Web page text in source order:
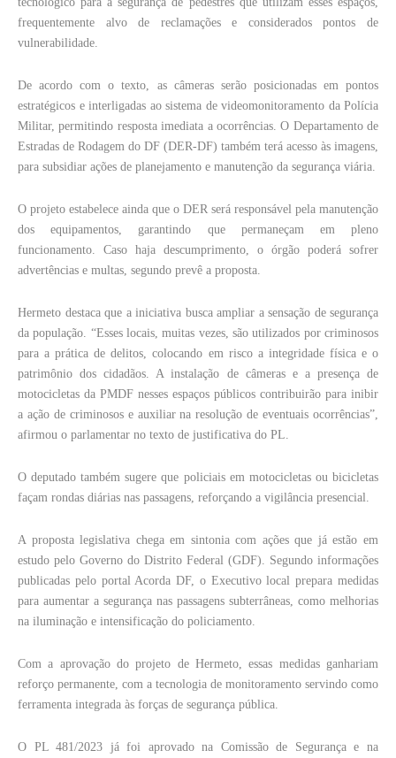
frequentemente alvo de reclamações e considerados pontos de
vulnerabilidade.
De acordo com o texto, as câmeras serão posicionadas em pontos
estratégicos e interligadas ao sistema de videomonitoramento da Polícia
Militar, permitindo resposta imediata a ocorrências. O Departamento de
Estradas de Rodagem do DF (DER-DF) também terá acesso às imagens,
para subsidiar ações de planejamento e manutenção da segurança viária.
O projeto estabelece ainda que o DER será responsável pela manutenção
dos equipamentos, garantindo que permaneçam em pleno
funcionamento. Caso haja descumprimento, o órgão poderá sofrer
advertências e multas, segundo prevê a proposta.
Hermeto destaca que a iniciativa busca ampliar a sensação de segurança
da população. “Esses locais, muitas vezes, são utilizados por criminosos
para a prática de delitos, colocando em risco a integridade física e o
patrimônio dos cidadãos. A instalação de câmeras e a presença de
motocicletas da PMDF nesses espaços públicos contribuirão para inibir
a ação de criminosos e auxiliar na resolução de eventuais ocorrências”,
afirmou o parlamentar no texto de justificativa do PL.
O deputado também sugere que policiais em motocicletas ou bicicletas
façam rondas diárias nas passagens, reforçando a vigilância presencial.
A proposta legislativa chega em sintonia com ações que já estão em
estudo pelo Governo do Distrito Federal (GDF). Segundo informações
publicadas pelo portal Acorda DF, o Executivo local prepara medidas
para aumentar a segurança nas passagens subterrâneas, como melhorias
na iluminação e intensificação do policiamento.
Com a aprovação do projeto de Hermeto, essas medidas ganhariam
reforço permanente, com a tecnologia de monitoramento servindo como
ferramenta integrada às forças de segurança pública.
O PL 481/2023 já foi aprovado na Comissão de Segurança e na